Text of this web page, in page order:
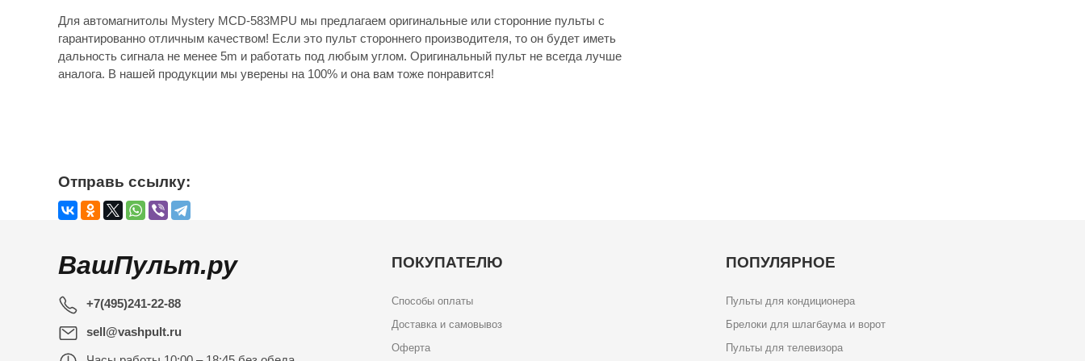
Для автомагнитолы Mystery MCD-583MPU мы предлагаем оригинальные или сторонние пульты с
гарантированно отличным качеством! Если это пульт стороннего производителя, то он будет иметь
дальность сигнала не менее 5m и работать под любым углом. Оригинальный пульт не всегда лучше
аналога. В нашей продукции мы уверены на 100% и она вам тоже понравится!
Отправь ссылку:
ВашПульт.ру
+7(495)241-22-88
sell@vashpult.ru
ПОКУПАТЕЛЮ
Способы оплаты
Доставка и самовывоз
Оферта
ПОПУЛЯРНОЕ
Пульты для кондиционера
Брелоки для шлагбаума и ворот
Пульты для телевизора